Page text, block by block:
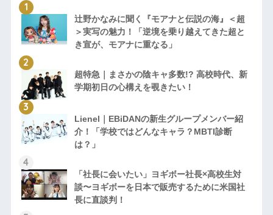
辻野かなみに聞く『モアナと伝説の海』＜超
＞実写の魅力！「逆境を乗り越えてきた超と
き宣が、モアナに重なる」
超特急｜まさかの陰キャ多数!? 高校時代、新
学期初日の心構えを覗きたい！
Lienel｜EBiDANの新生グループメンバー紹
介！「学校ではどんなキャラ？MBTI診断
は？」
「社長に会いたい」ヨギボー社長×高校生対
談〜ヨギボーを日本で販売するために米国社
長に直談判！